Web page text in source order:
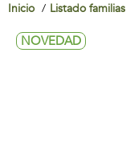
Inicio Listado familias
NOVEDAD